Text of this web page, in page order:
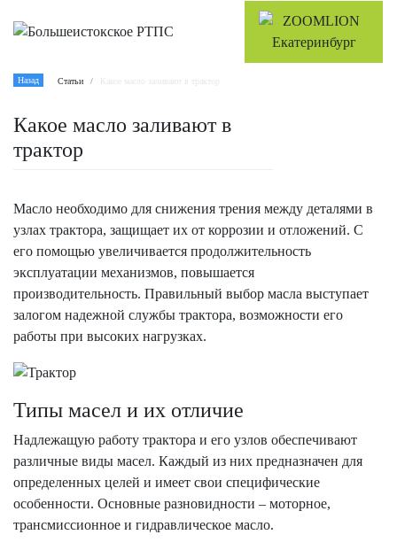
Назад Статьи Какое масло заливают в трактор
Какое масло заливают в
трактор
Масло необходимо для снижения трения между деталями в
узлах трактора, защищает их от коррозии и отложений. С
его помощью увеличивается продолжительность
эксплуатации механизмов, повышается
производительность. Правильный выбор масла выступает
залогом надежной службы трактора, возможности его
работы при высоких нагрузках.
Типы масел и их отличие
Надлежащую работу трактора и его узлов обеспечивают
различные виды масел. Каждый из них предназначен для
определенных целей и имеет свои специфические
особенности. Основные разновидности – моторное,
трансмиссионное и гидравлическое масло.